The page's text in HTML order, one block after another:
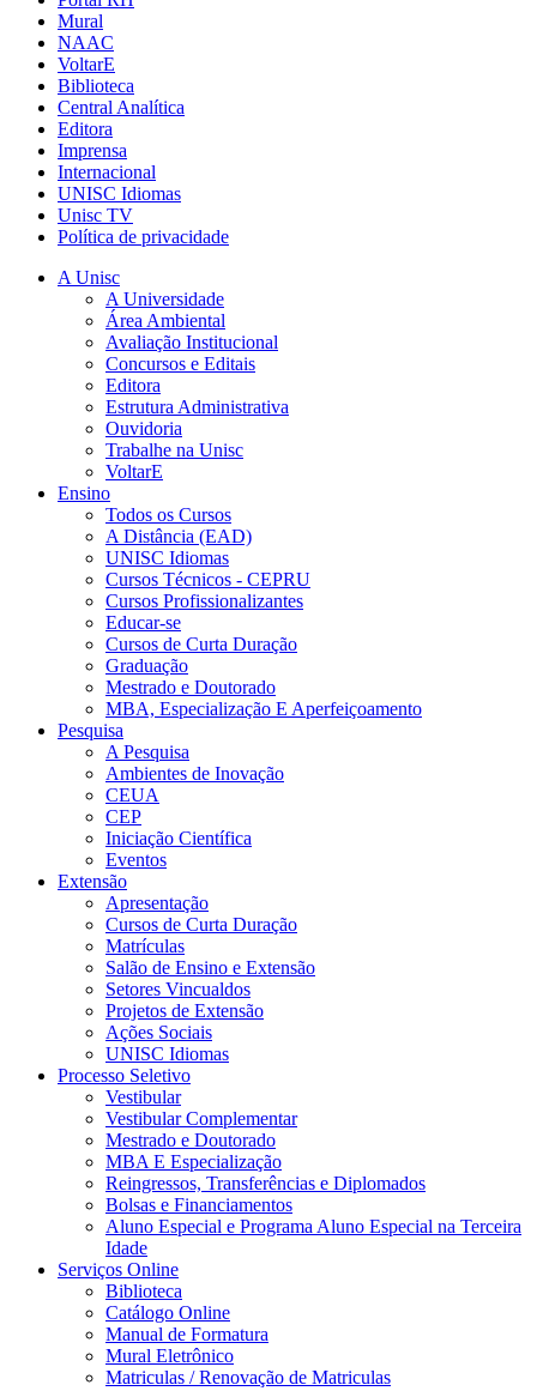
Mural
NAAC
VoltarE
Biblioteca
Central Analítica
Editora
Imprensa
Internacional
UNISC Idiomas
Unisc TV
Política de privacidade
A Unisc
A Universidade
Área Ambiental
Avaliação Institucional
Concursos e Editais
Editora
Estrutura Administrativa
Ouvidoria
Trabalhe na Unisc
VoltarE
Ensino
Todos os Cursos
A Distância (EAD)
UNISC Idiomas
Cursos Técnicos - CEPRU
Cursos Profissionalizantes
Educar-se
Cursos de Curta Duração
Graduação
Mestrado e Doutorado
MBA, Especialização E Aperfeiçoamento
Pesquisa
A Pesquisa
Ambientes de Inovação
CEUA
CEP
Iniciação Científica
Eventos
Extensão
Apresentação
Cursos de Curta Duração
Matrículas
Salão de Ensino e Extensão
Setores Vincualdos
Projetos de Extensão
Ações Sociais
UNISC Idiomas
Processo Seletivo
Vestibular
Vestibular Complementar
Mestrado e Doutorado
MBA E Especialização
Reingressos, Transferências e Diplomados
Bolsas e Financiamentos
Aluno Especial e Programa Aluno Especial na Terceira
Idade
Serviços Online
Biblioteca
Catálogo Online
Manual de Formatura
Mural Eletrônico
Matriculas / Renovação de Matriculas